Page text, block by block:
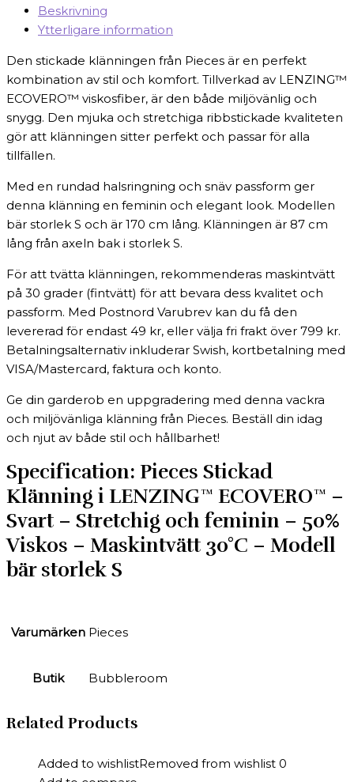
Beskrivning
Ytterligare information
Den stickade klänningen från Pieces är en perfekt
kombination av stil och komfort. Tillverkad av LENZING™
ECOVERO™ viskosfiber, är den både miljövänlig och
snygg. Den mjuka och stretchiga ribbstickade kvaliteten
gör att klänningen sitter perfekt och passar för alla
tillfällen.
Med en rundad halsringning och snäv passform ger
denna klänning en feminin och elegant look. Modellen
bär storlek S och är 170 cm lång. Klänningen är 87 cm
lång från axeln bak i storlek S.
För att tvätta klänningen, rekommenderas maskintvätt
på 30 grader (fintvätt) för att bevara dess kvalitet och
passform. Med Postnord Varubrev kan du få den
levererad för endast 49 kr, eller välja fri frakt över 799 kr.
Betalningsalternativ inkluderar Swish, kortbetalning med
VISA/Mastercard, faktura och konto.
Ge din garderob en uppgradering med denna vackra
och miljövänliga klänning från Pieces. Beställ din idag
och njut av både stil och hållbarhet!
Specification: Pieces Stickad
Klänning i LENZING™ ECOVERO™ –
Svart – Stretchig och feminin – 50%
Viskos – Maskintvätt 30°C – Modell
bär storlek S
Varumärken Pieces
Butik Bubbleroom
Related Products
Added to wishlistRemoved from wishlist 0